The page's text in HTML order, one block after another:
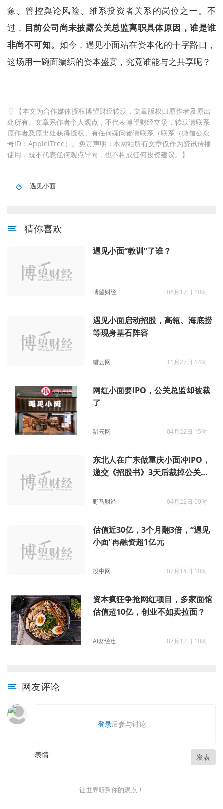
象、管控舆论风险、维系投资者关系的岗位之一。不
过， 目前公司尚未披露公关总监离职具体原因，谁是谁
非尚不可知。 如今，遇见小面站在资本化的十字路口，
这场用一碗面编织的资本盛宴，究竟谁能与之共享呢？
【本文为合作媒体授权博望财经转载，文章版权归原作者及原出
处所有。文章系作者个人观点，不代表博望财经立场，转载请联系
原作者及原出处获得授权。有任何疑问都请联系（联系（微信公众
号ID：AppleiTree）。免责声明：本网站所有文章仅作为资讯传播
使用，既不代表任何观点导向，也不构成任何投资建议。】
遇见小面
猜你喜欢
遇见小面“教训”了谁？
博望财经 06月17日 10时
遇见小面启动招股，高瓴、海底捞
等现身基石阵容
猎云网 11月27日 14时
网红小面要IPO，公关总监却被裁
了
猎云网 04月22日 15时
东北人在广东做重庆小面冲IPO，
递交《招股书》3天后裁掉公关总
野马财经 04月22日 09时
估值近30亿，3个月翻3倍，“遇见
小面”再融资超1亿元
投中网 07月14日 10时
资本疯狂争抢网红项目，多家面馆
估值超10亿，创业不如卖拉面？
AI财经社 07月12日 10时
网友评论
登录后参与讨论
表情 发表
让世界听到你的观点！